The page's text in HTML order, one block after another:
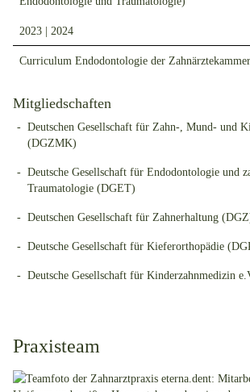
2023 | 2024
Curriculum Endodontologie der
Mitgliedschaften
Deutschen Gesellschaft für Zahn-, Mund- und
(DGZMK)
Deutsche Gesellschaft für Endodontologie und
Traumatologie (DGET)
Deutschen Gesellschaft für Zahnerhaltung
Deutsche Gesellschaft für Kieferorthopädie
Deutsche Gesellschaft für Kinderzahnmedizin
Praxisteam